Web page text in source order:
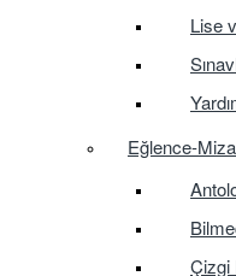
Lise
Eğlence-
Çizgi